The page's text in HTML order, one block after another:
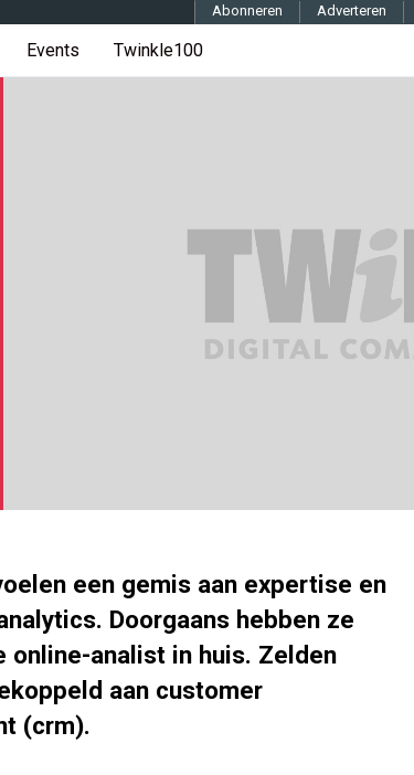
Events Twinkle100
Abonneren Adverteren
een gemis aan expertise en
Doorgaans hebben ze
online-analist in huis. Zelden
aan customer
(crm).